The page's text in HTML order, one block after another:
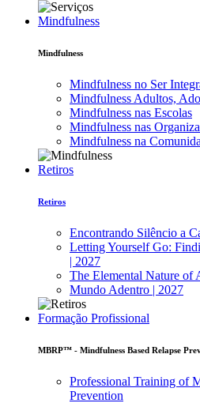
Mindfulness
Mindfulness
Mindfulness no Ser
Mindfulness Adultos,
Mindfulness nas Escolas
Mindfulness nas
Mindfulness na
Retiros
Retiros
Encontrando Silêncio a
Letting Yourself Go:
| 2027
The Elemental Nature of
Mundo Adentro | 2027
Formação Profissional
MBRP™ - Mindfulness Based Relapse
Professional Training of
Prevention